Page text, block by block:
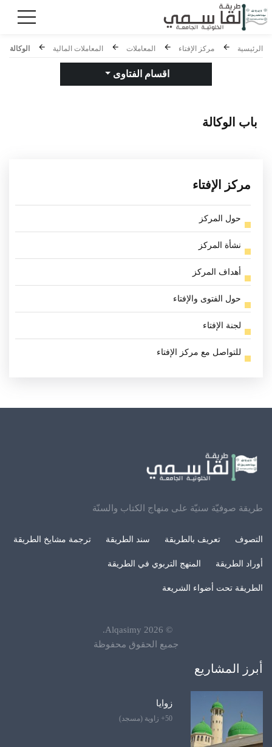
الرئيسية مركز الإفتاء المعاملات المعاملات المالية الوكالة
اقسام الفتاوى
باب الوكالة
مركز الإفتاء
حول المركز
نشأة المركز
أهداف المركز
حول الفتوى والإفتاء
لجنة الإفتاء
للتواصل مع مركز الإفتاء
طريقة صوفيّة سنيّة على منهاج الكتاب والسنّة
التصوف تعريف بالطريقة سند الطريقة ترجمة مشايخ الطريقة
أوراد الطريقة المنهج التربوي في الطريقة
الطريقة تحت أضواء الشريعة
©
2026
Alqasimy
.
جميع الحقوق محفوظة
أبرز المشاريع
زوايا
50+ زاوية (مسجد)